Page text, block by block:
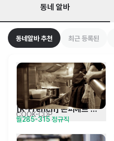
동네 알바
동네알바 추천 최근 등록된
[K-French] 콘피에르
서울BOH/COOK-CDP
COOK-CDP
월285-315 정규직